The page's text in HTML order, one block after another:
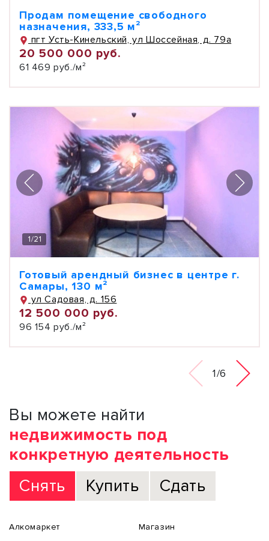
Продам помещение свободного
назначения, 333,5 м²
пгт Усть-Кинельский, ул Шоссейная, д. 79а
20 500 000 руб.
61 469 руб./м²
1/21
Готовый арендный бизнес в центре г.
Самары, 130 м²
ул Садовая, д. 156
12 500 000 руб.
96 154 руб./м²
1/6
Вы можете найти
недвижимость под
конкретную деятельность
Снять
Купить Сдать
Алкомаркет
Магазин